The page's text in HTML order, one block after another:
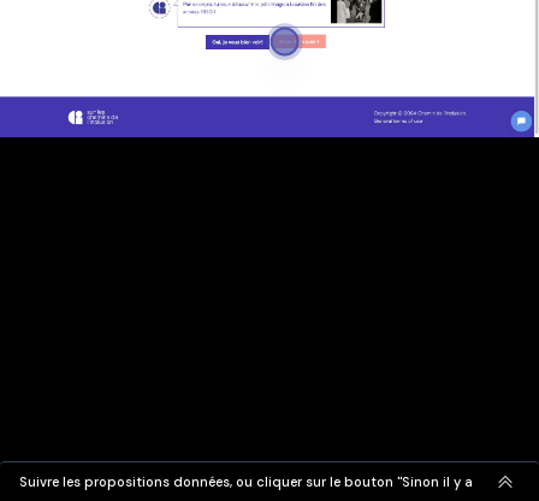
Suivre les propositions données, ou cliquer sur le bouton "Sinon il y a quoi ?"